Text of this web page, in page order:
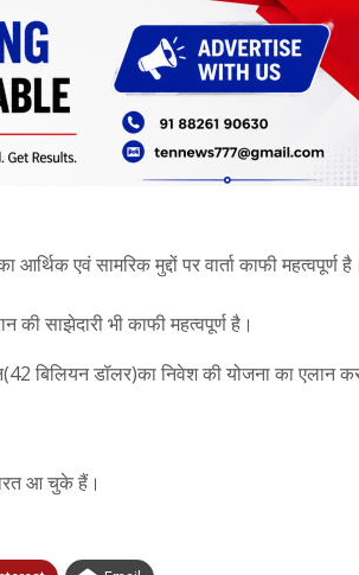
आर्थिक एवं सामरिक मुद्दों पर वार्ता काफी महत्वपूर्ण
की साझेदारी भी काफी महत्वपूर्ण है।
बिलियन डॉलर)का निवेश की योजना का एलान
आ चुके हैं।